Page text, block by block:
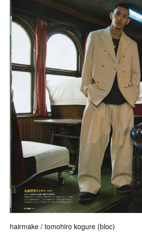
hairmake / tomohiro kogure (bloc)